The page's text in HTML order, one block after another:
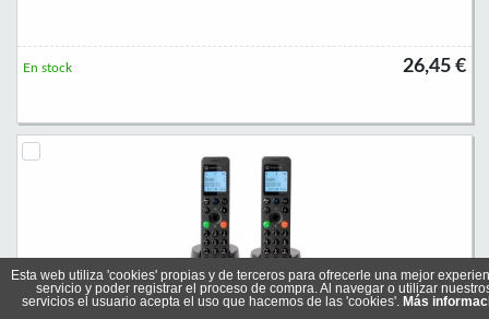
26,45 €
En stock
Esta web utiliza 'cookies' propias y de terceros para ofrecerle una mejor
servicio y poder registrar el proceso de compra. Al navegar o utilizar
servicios el usuario acepta el uso que hacemos de las 'cookies'. Más